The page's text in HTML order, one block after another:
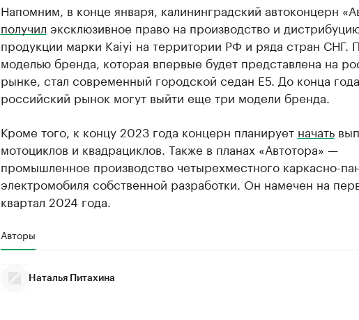
Напомним, в конце января, калининградский автоконцерн
получил эксклюзивное право на производство и
продукции марки Kaiyi на территории РФ и ряда стран СНГ.
моделью бренда, которая впервые будет представлена на
рынке, стал современный городской седан E5. До конца
российский рынок могут выйти еще три модели бренда.
Кроме того, к концу 2023 года концерн планирует начать
мотоциклов и квадрациклов. Также в планах «Автотора» —
промышленное производство четырехместного каркасно-
электромобиля собственной разработки. Он намечен на
квартал 2024 года.
Авторы
Наталья Питахина